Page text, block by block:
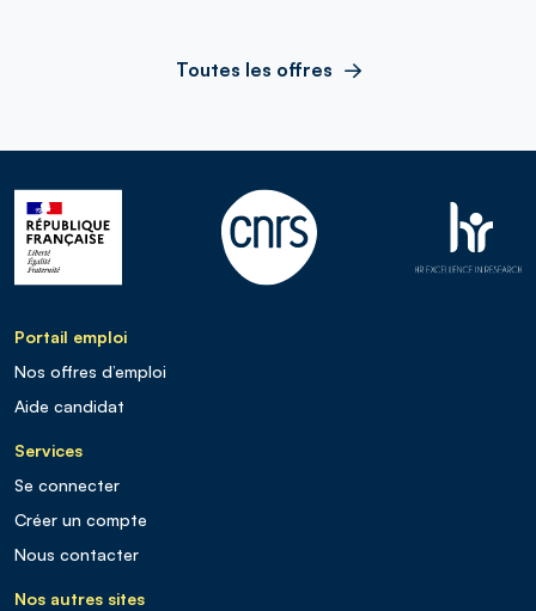
Toutes les offres
Portail emploi
Nos offres d’emploi
Aide candidat
Services
Se connecter
Créer un compte
Nous contacter
Nos autres sites